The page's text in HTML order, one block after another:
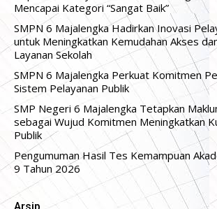
Mencapai Kategori “Sangat Baik”
SMPN 6 Majalengka Hadirkan Inovasi
untuk Meningkatkan Kemudahan Akses
Layanan Sekolah
SMPN 6 Majalengka Perkuat Komitmen
Sistem Pelayanan Publik
SMP Negeri 6 Majalengka Tetapkan
sebagai Wujud Komitmen Meningkatkan
Publik
Pengumuman Hasil Tes Kemampuan
9 Tahun 2026